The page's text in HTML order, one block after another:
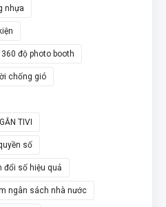
nhựa
độ photo booth
chống gió
TIVI
số
đổi số hiệu quả
ngân sách nhà nước